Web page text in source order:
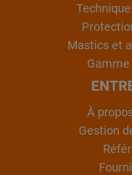
Mastics et
À
Gestion